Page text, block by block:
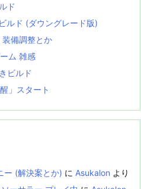
ド
ルド (ダウングレード版)
備調整とか
ム 雑感
ビルド
」スタート
ー (解決案とか) に Asukalon より